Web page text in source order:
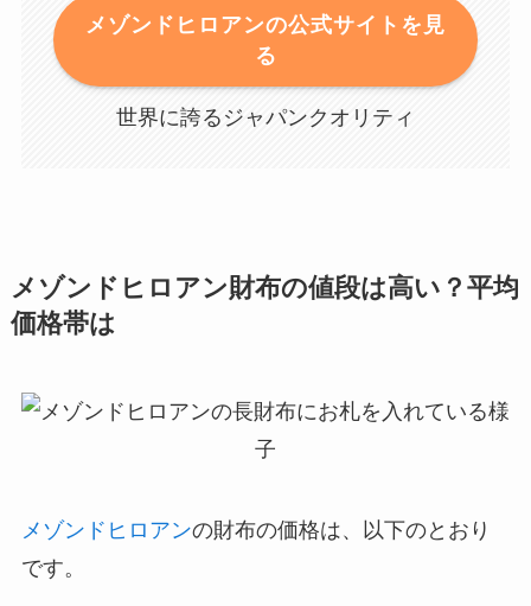
メゾンドヒロアンの公式サイトを見
る
世界に誇るジャパンクオリティ
メゾンドヒロアン財布の値段は高い？平均
価格帯は
メゾンドヒロアンの財布の価格は、以下のとおり
です。